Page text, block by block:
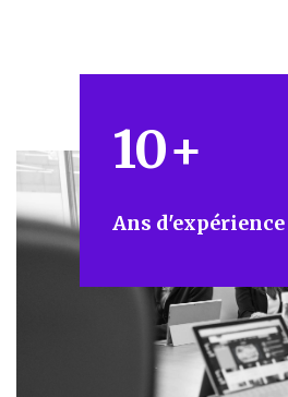
10+
Ans